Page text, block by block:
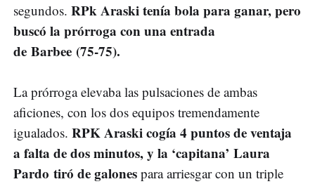
segundos. RPk Araski tenía bola para ganar, pero
buscó la prórroga con una entrada
de Barbee (75-75).
La prórroga elevaba las pulsaciones de ambas
aficiones, con los dos equipos tremendamente
igualados. RPK Araski cogía 4 puntos de ventaja
a falta de dos minutos, y la ‘capitana’ Laura
Pardo tiró de galones para arriesgar con un triple